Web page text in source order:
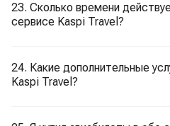
23. Сколько времени
сервисе Kaspi Travel?
24. Какие дополнительные
Kaspi Travel?